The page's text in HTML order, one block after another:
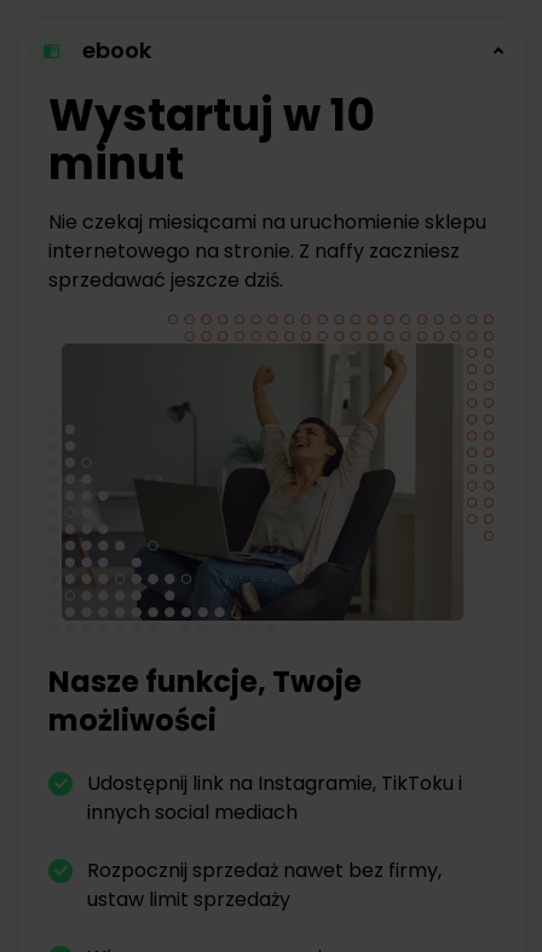
ebook
Wystartuj w 10
minut
Nie czekaj miesiącami na uruchomienie sklepu
internetowego na stronie. Z naffy zaczniesz
sprzedawać jeszcze dziś.
Nasze funkcje, Twoje
możliwości
Udostępnij link na Instagramie, TikToku i
innych social mediach
Rozpocznij sprzedaż nawet bez firmy,
ustaw limit sprzedaży